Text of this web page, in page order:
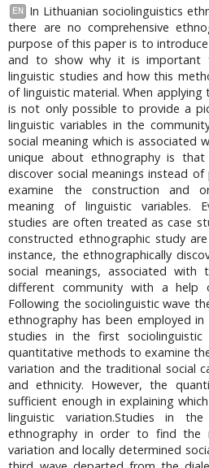
EN
In Lithuanian sociolinguistics
there are no comprehensive
purpose of this paper is to
and to show why it is important
linguistic studies and how this
of linguistic material. When
is not only possible to provide a
linguistic variables in the
social meaning which is associated
unique about ethnography is
discover social meanings instead
examine the construction and
meaning of linguistic variables.
studies are often treated as case
constructed ethnographic study
instance, the ethnographically
social meanings, associated
different community with a help
Following the sociolinguistic wave
ethnography has been employed
studies in the first sociolinguistic
quantitative methods to examine
variation and the traditional social
and ethnicity. However, the
sufficient enough in explaining
linguistic variation.Studies in
ethnography in order to find the
variation and locally determined